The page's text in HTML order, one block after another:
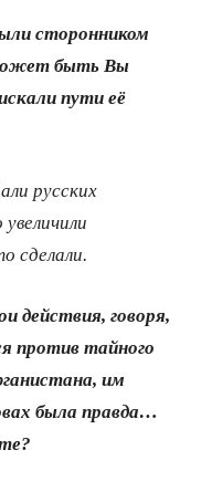
сторонником
быть Вы
пути её
русских
сделали.
действия, говоря,
против тайного
им
была правда…